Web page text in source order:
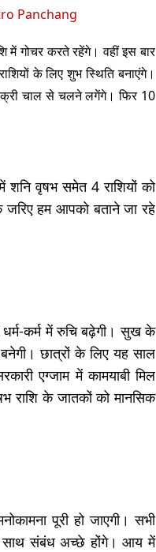
Panchang
में गोचर करते रहेंगे। वहीं इस बार
के लिए शुभ स्थिति बनाएंगे।
चाल से चलने लगेंगे। फिर 10
वृषभ समेत 4 राशियों को
हम आपको बताने जा रहे
कर्म में रुचि बढ़ेगी। सुख के
छात्रों के लिए यह साल
एग्जाम में कामयाबी मिल
राशि के जातकों को मानसिक
पूरी हो जाएगी। सभी
के साथ संबंध अच्छे होंगे। आय में